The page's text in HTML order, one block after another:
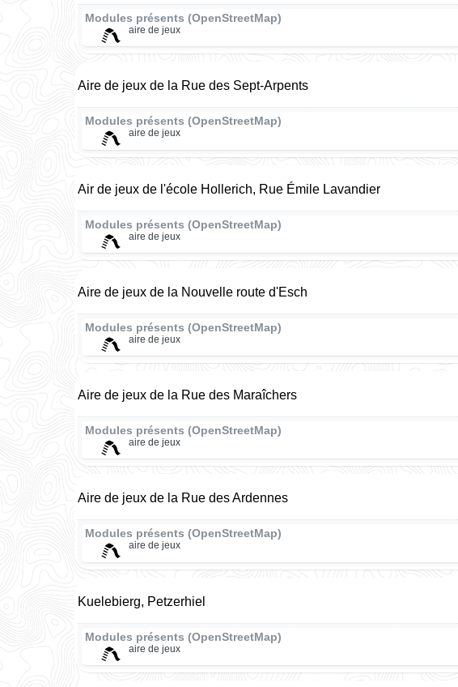
Modules présents (OpenStreetMap)
aire de jeux
Aire de jeux de la Rue des Sept-Arpents
Modules présents (OpenStreetMap)
aire de jeux
Air de jeux de l'école Hollerich, Rue Émile Lavandier
Modules présents (OpenStreetMap)
aire de jeux
Aire de jeux de la Nouvelle route d'Esch
Modules présents (OpenStreetMap)
aire de jeux
Aire de jeux de la Rue des Maraîchers
Modules présents (OpenStreetMap)
aire de jeux
Aire de jeux de la Rue des Ardennes
Modules présents (OpenStreetMap)
aire de jeux
Kuelebierg, Petzerhiel
Modules présents (OpenStreetMap)
aire de jeux